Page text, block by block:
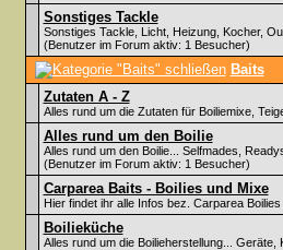
Sonstiges Tackle
Sonstiges Tackle, Licht, Heizung, Kocher,
(Benutzer im Forum aktiv: 1 Besucher)
Baits
Zutaten A - Z
Alles rund um die Zutaten für Boiliemixe,
Alles rund um den Boilie
Alles rund um den Boilie... Selfmades,
(Benutzer im Forum aktiv: 1 Besucher)
Carparea Baits - Boilies und Mixe
Hier findet ihr alle Infos bez. Carparea
Boilieküche
Alles rund um die Boilieherstellung... Geräte,